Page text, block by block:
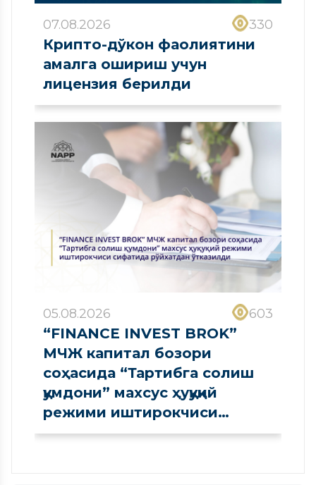
07.08.2026 330
Крипто-дўкон фаолиятини
амалга ошириш учун
лицензия берилди
05.08.2026 603
“FINANCE INVEST BROK”
МЧЖ капитал бозори
соҳасида “Тартибга солиш
қумдони” махсус ҳуқуқий
режими иштирокчиси
сифатида рўйхатдан